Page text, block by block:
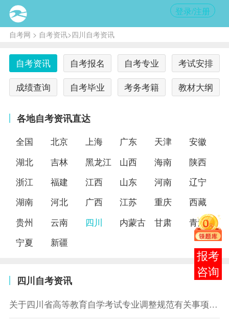
登录/注册
自考网 > 自考资讯>四川自考资讯
自考资讯 自考报名 自考专业
考试安排
成绩查询
自考毕业 考务考籍 教材大纲
各地自考资讯直达
全国 北京 上海 广东 天津
安徽
湖北
吉林 黑龙江 山西 海南
陕西
浙江
福建 江西 山东 河南
辽宁
湖南
河北 广西 江苏 重庆
西藏
贵州
云南 四川 内蒙古 甘肃
青海
宁夏
新疆
四川自考资讯
关于四川省高等教育自学考试专业调整规范有关事项的通告
报考
咨询